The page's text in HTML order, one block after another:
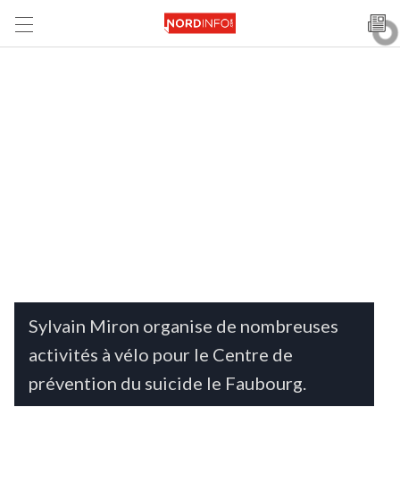
Sylvain Miron organise de nombreuses
activités à vélo pour le Centre de
prévention du suicide le Faubourg.